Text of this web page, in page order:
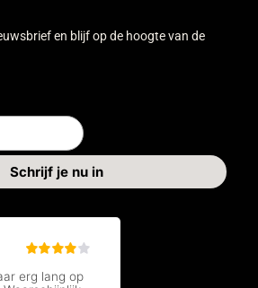
en blijf op de hoogte van de